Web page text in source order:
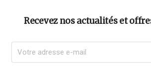
Recevez nos actualités et